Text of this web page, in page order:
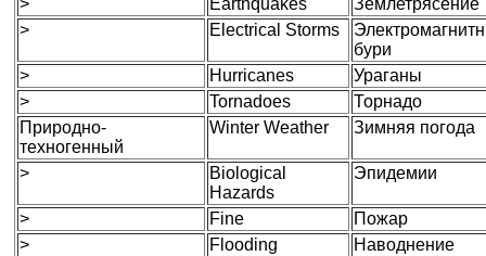
> Earthquakes
Землетрясение
>
Electrical Storms
бури
>
Hurricanes
Ураганы
>
Tornadoes
Торнадо
Природно-
техногенный
Winter Weather Зимняя погода
>
Biological
Hazards
Эпидемии
> Fine
Пожар
>
Flooding
Наводнение